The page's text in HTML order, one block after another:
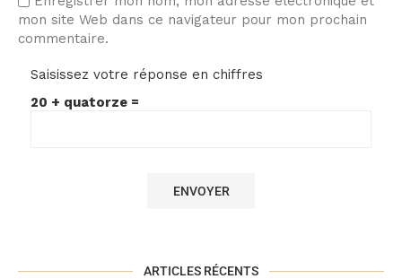
mon site Web dans ce navigateur pour mon prochain
commentaire.
Saisissez votre réponse en chiffres
20 + quatorze =
ARTICLES RÉCENTS